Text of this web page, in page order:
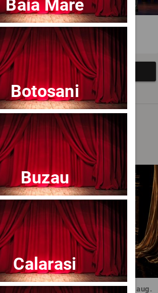
mai multe evenimente
Noutăți
OPERA BRAȘOV ESTIVAL – ROMANCE & CINEMA - CONCERT Sâm, 29 aug.
Baia Mare
Botosani
Buzau
Calarasi